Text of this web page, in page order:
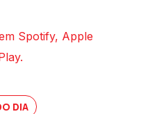
Spotify, Apple
DIA